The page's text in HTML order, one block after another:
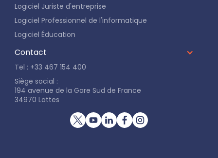
Logiciel Juriste d'entreprise
Logiciel Professionnel de l'informatique
Logiciel Éducation
Contact
Tel : +33 467 154 400
Siège social :
194 avenue de la Gare Sud de France
34970 Lattes